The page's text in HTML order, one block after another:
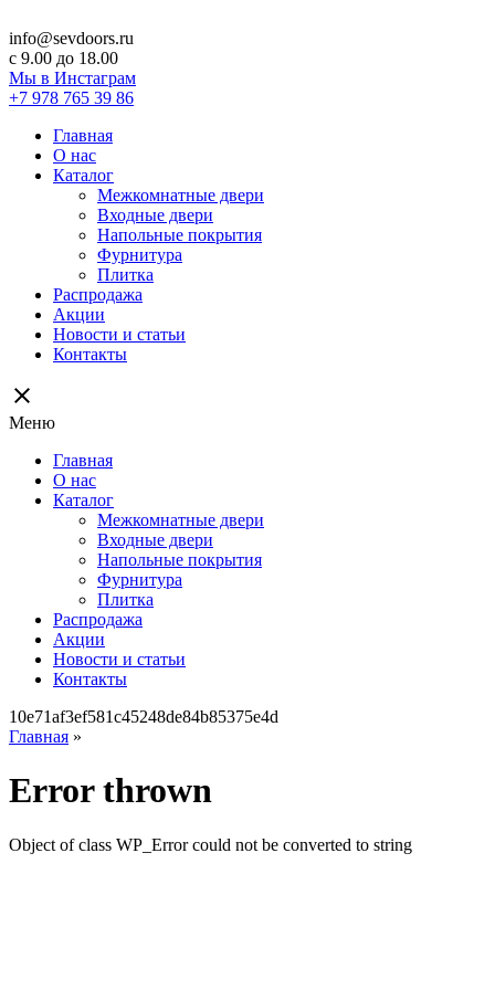
info@sevdoors.ru
c 9.00 до 18.00
Мы в Инстаграм
+7 978 765 39 86
Главная
О нас
Каталог
Межкомнатные двери
Входные двери
Напольные покрытия
Фурнитура
Плитка
Распродажа
Акции
Новости и статьи
Контакты
close
Меню
Главная
О нас
Каталог
Межкомнатные двери
Входные двери
Напольные покрытия
Фурнитура
Плитка
Распродажа
Акции
Новости и статьи
Контакты
10e71af3ef581c45248de84b85375e4d
Главная »
Error thrown
Object of class WP_Error could not be converted to string